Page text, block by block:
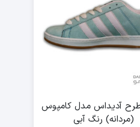
آدیداس مدل کامپوس
(مردانه) رنگ آبی